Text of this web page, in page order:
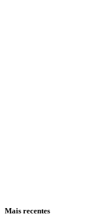
Mais recentes